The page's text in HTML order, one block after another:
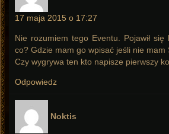
17 maja 2015 o 17:27
Nie rozumiem tego Eventu. Pojawił
co? Gdzie mam go wpisać jeśli nie mam
Czy wygrywa ten kto napisze pierwszy
Odpowiedz
Noktis